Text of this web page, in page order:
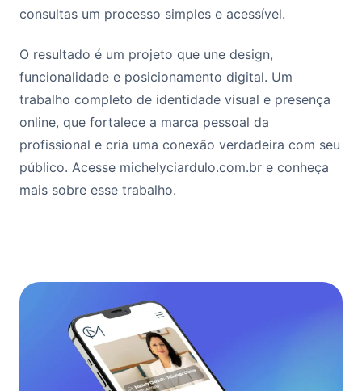
consultas um processo simples e acessível.
O resultado é um projeto que une design,
funcionalidade e posicionamento digital. Um
trabalho completo de identidade visual e presença
online, que fortalece a marca pessoal da
profissional e cria uma conexão verdadeira com seu
público. Acesse michelyciardulo.com.br e conheça
mais sobre esse trabalho.